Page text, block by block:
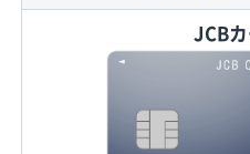
JCB